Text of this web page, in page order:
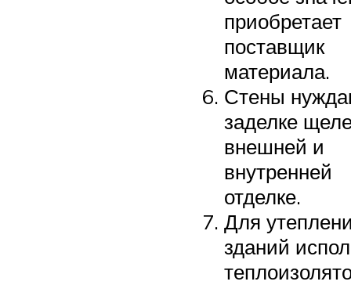
приобретает
поставщик
материала.
Стены
заделке
внешней и
внутренней
отделке.
Для
зданий